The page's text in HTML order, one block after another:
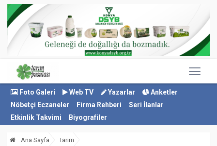
Foto Galeri Web TV Yazarlar
Anketler
Nöbetçi Eczaneler
Firma Rehberi
Seri İlanlar
Etkinlik Takvimi
Biyografiler
Ana Sayfa Tarım